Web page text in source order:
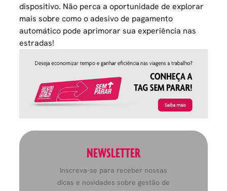
dispositivo. Não perca a oportunidade de explorar
mais sobre como o adesivo de pagamento
automático pode aprimorar sua experiência nas
estradas!
NEWSLETTER
Inscreva-se para receber nossas
dicas e novidades sobre gestão de